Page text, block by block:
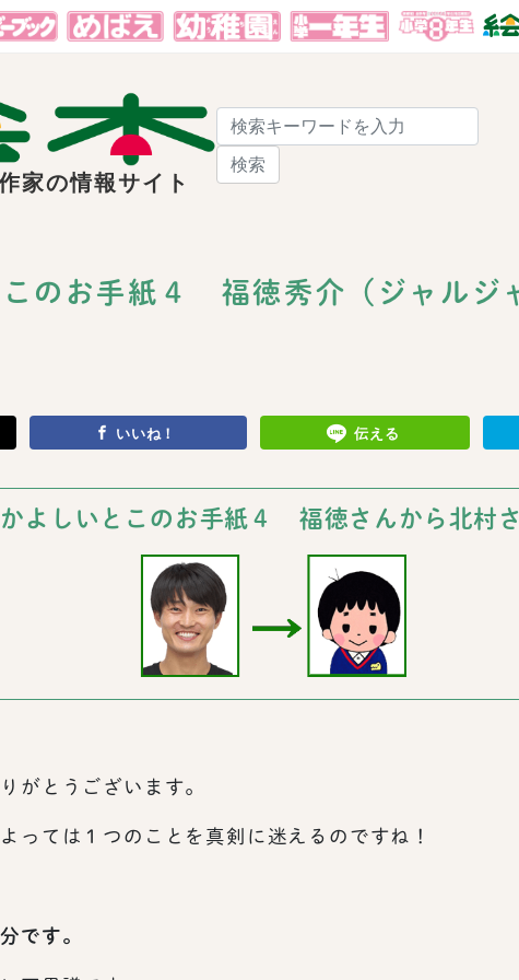
家の情報サイト
検索
このお手紙４ 福徳秀介（ジャル
いいね！ 伝える
かよしいとこのお手紙４ 福徳さんから北村
がとうございます。
っては１つのことを真剣に迷えるのですね！
です。